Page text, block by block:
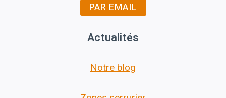
PAR EMAIL
Actualités
Notre blog